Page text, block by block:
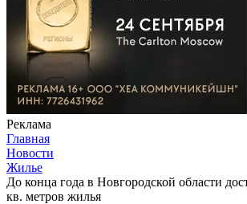
Реклама
Главная
Новости
Жилье
До конца года в Новгородской области
кв. метров жилья